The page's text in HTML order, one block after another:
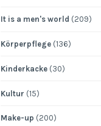
It is a men's world (209)
Körperpflege(136)
Kinderkacke(30)
Kultur (15)
Make-up (200)